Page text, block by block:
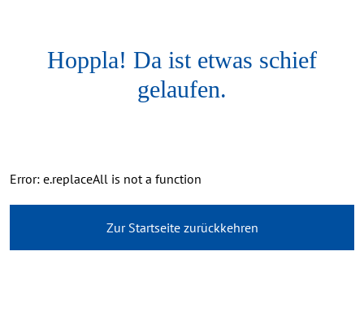
Hoppla! Da ist etwas schief
gelaufen.
Error: e.replaceAll is not a function
Zur Startseite zurückkehren